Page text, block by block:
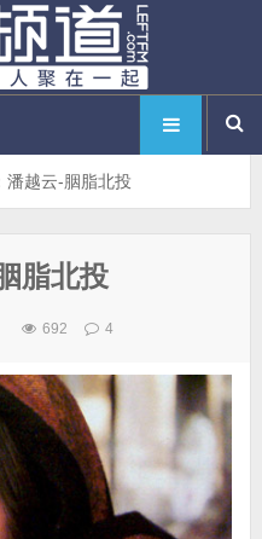
潘越云-胭脂北投
脂北投
692 4